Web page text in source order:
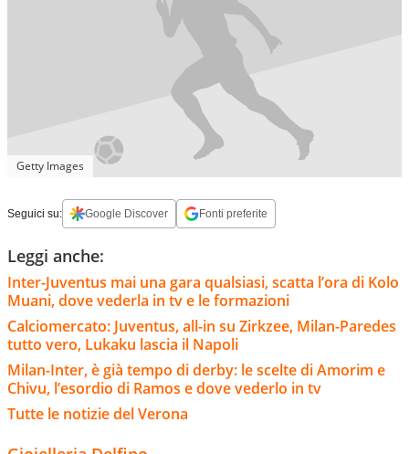
Getty Images
Seguici su: Google Discover Fonti preferite
Leggi anche:
Inter-Juventus mai una gara qualsiasi, scatta l’ora di Kolo
Muani, dove vederla in tv e le formazioni
Calciomercato: Juventus, all-in su Zirkzee, Milan-Paredes
tutto vero, Lukaku lascia il Napoli
Milan-Inter, è già tempo di derby: le scelte di Amorim e
Chivu, l’esordio di Ramos e dove vederlo in tv
Tutte le notizie del Verona